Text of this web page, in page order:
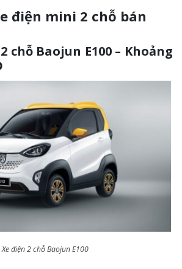
điện mini 2 chỗ bán
chỗ Baojun E100 – Khoảng
Xe điện 2 chỗ Baojun E100